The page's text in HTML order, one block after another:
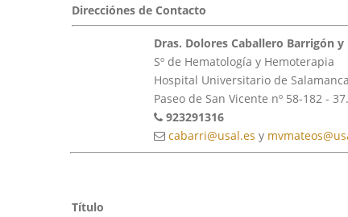
Direcciónes de Contacto
Dras. Dolores Caballero Barrigón
Sº de Hematología y Hemoterapia
Hospital Universitario de Salamanca
Paseo de San Vicente nº 58-182 -
923291316
cabarri@usal.es y
Título